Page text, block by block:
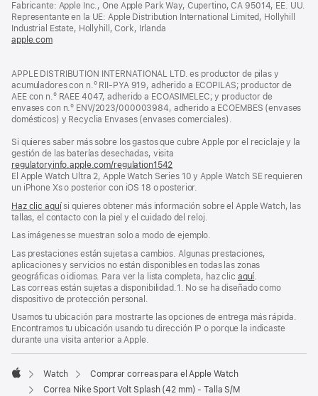
en
una
Fabricante: Apple Inc., One Apple Park Way, Cupertino, CA 95014, EE. UU.
Representante en la UE: Apple Distribution International Limited, Hollyhill
Industrial Estate, Hollyhill, Cork, Irlanda
apple.com(se
una
ventana
nueva)
APPLE DISTRIBUTION INTERNATIONAL LTD. es productor de pilas y
acumuladores con n.º RII-PYA 919, adherido a ECOPILAS; productor de
AEE con n.º RAEE 4047, adherido a ECOASIMELEC; y productor de
envases con n.º ENV/2023/000003984, adherido a ECOEMBES (envases
domésticos) y Recyclia Envases (envases comerciales).
Si quieres saber más sobre los gastos que cubre Apple por el reciclaje y la
gestión de las baterías desechadas, visita
regulatoryinfo.apple.com/regulation1542
abre
en
ventana
nueva)
El Apple Watch Ultra 2, Apple Watch Series 10 y Apple Watch SE requieren
un iPhone Xs o posterior con iOS 18 o posterior.
Haz clic aquísi quieres obtener más información sobre el Apple Watch, las
tallas, el contacto con la piel y el cuidado del reloj.
Las imágenes se muestran solo a modo de ejemplo.
Las prestaciones están sujetas a cambios. Algunas prestaciones,
aplicaciones y servicios no están disponibles en todas las zonas
geográficas o idiomas. Para ver la lista completa, haz clic aquí
Las correas están sujetas a disponibilidad.1. No se ha diseñado como
dispositivo de protección personal.
Usamos tu ubicación para mostrarte las opciones de entrega más rápida.
Encontramos tu ubicación usando tu dirección IP o porque la indicaste
durante una visita anterior a Apple.
Apple
Watch
Comprar correas para el Apple Watch
Correa Nike Sport Volt Splash (42 mm) - Talla S/M